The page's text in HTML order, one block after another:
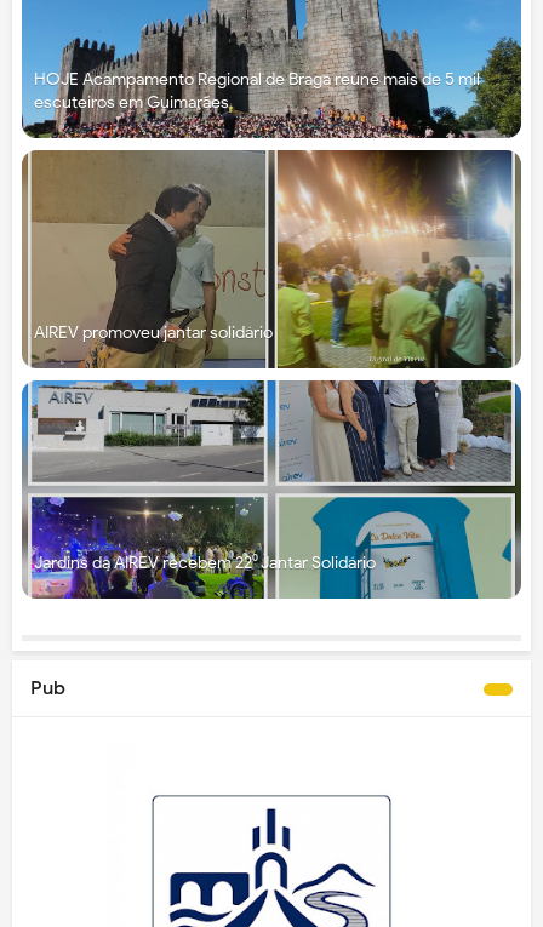
HOJE Acampamento Regional de Braga reúne mais de 5 mil
escuteiros em Guimarães
AIREV promoveu jantar solidário
Jardins da AIREV recebem 22⁰ Jantar Solidário
Pub